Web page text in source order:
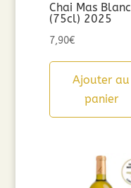
Chai Mas Blanc
(75cl) 2025
7,90€
Ajouter au
panier